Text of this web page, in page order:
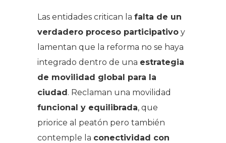
Las entidades critican la falta de un
verdadero proceso participativo y
lamentan que la reforma no se haya
integrado dentro de una estrategia
de movilidad global para la
ciudad. Reclaman una movilidad
funcional y equilibrada, que
priorice al peatón pero también
contemple la conectividad con